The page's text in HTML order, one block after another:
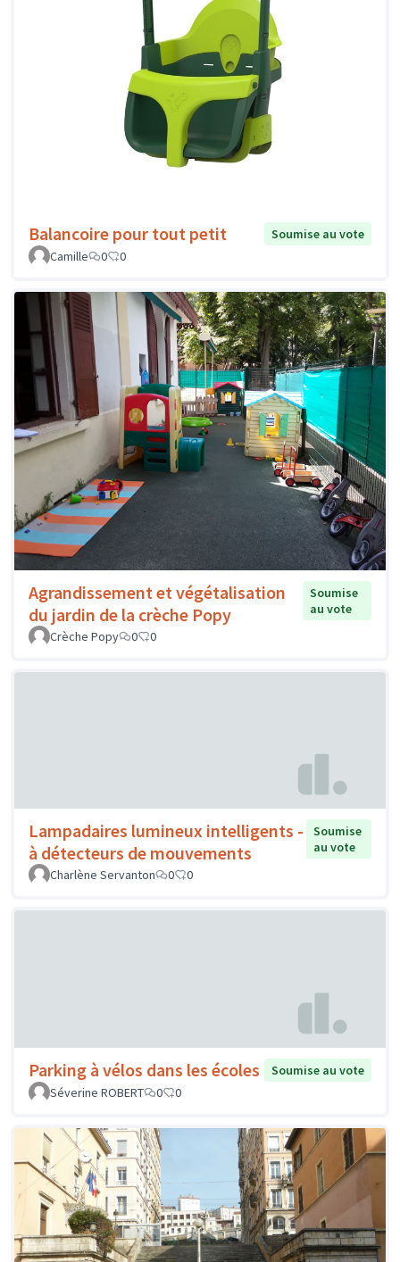
Balancoire pour tout petit
Soumise au vote
Camille
0 0
Agrandissement et végétalisation
du jardin de la crèche Popy
Soumise
au vote
Crèche Popy
0 0
Lampadaires lumineux intelligents -
à détecteurs de mouvements
Soumise
au vote
Charlène Servanton
0 0
Parking à vélos dans les écoles
Soumise au vote
Séverine ROBERT
0 0